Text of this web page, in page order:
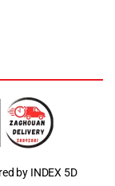
by INDEX 5D